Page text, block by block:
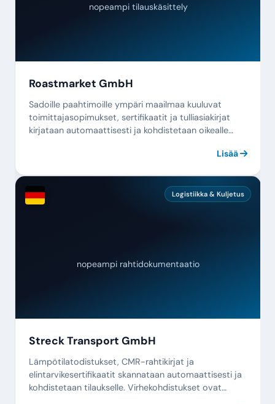
nopeampi tilauskäsittely
Roastmarket GmbH
Sadoille paahtimoille ympäri maailmaa kuuluvat
toimittajasopimukset, sertifikaatit ja tulliasiakirjat
kirjataan automaattisesti ja kohdistetaan oikealle
Lisää
Logistiikka & Kuljetus
nopeampi rahtidokumentaatio
Streck Transport GmbH
Lämpötilatodistukset, CMR-rahtikirjat ja
elintarvikesertifikaatit skannataan automaattisesti ja
kohdistetaan tilaukselle. Virhekohdistukset ovat